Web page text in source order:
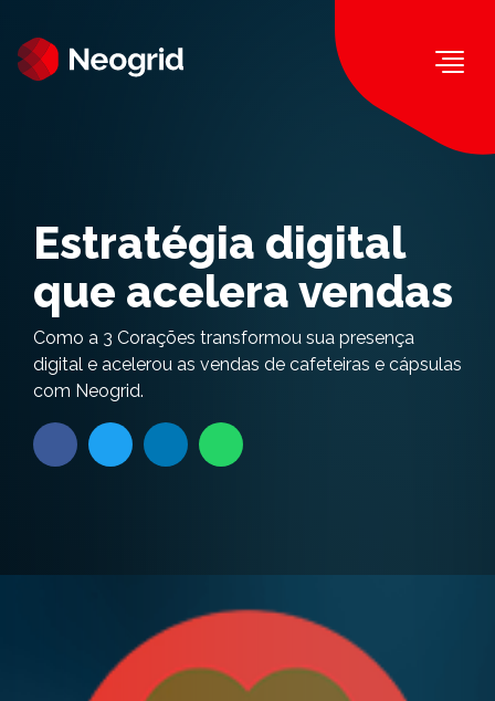
Estratégia digital
que acelera vendas
Como a 3 Corações transformou sua presença
digital e acelerou as vendas de cafeteiras e cápsulas
com Neogrid.